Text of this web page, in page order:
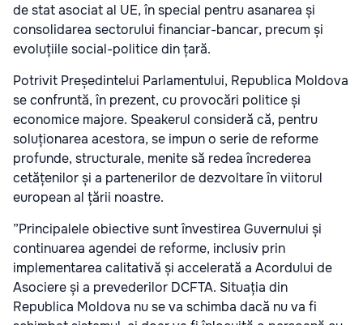
de stat asociat al UE, în special pentru asanarea și
consolidarea sectorului financiar-bancar, precum și
evoluțiile social-politice din țară.
Potrivit Președintelui Parlamentului, Republica Moldova
se confruntă, în prezent, cu provocări politice și
economice majore. Speakerul consideră că, pentru
soluționarea acestora, se impun o serie de reforme
profunde, structurale, menite să redea încrederea
cetățenilor și a partenerilor de dezvoltare în viitorul
european al țării noastre.
”Principalele obiective sunt învestirea Guvernului și
continuarea agendei de reforme, inclusiv prin
implementarea calitativă și accelerată a Acordului de
Asociere și a prevederilor DCFTA. Situația din
Republica Moldova nu se va schimba dacă nu va fi